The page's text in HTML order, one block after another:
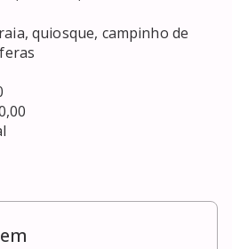
quiosque, campinho de